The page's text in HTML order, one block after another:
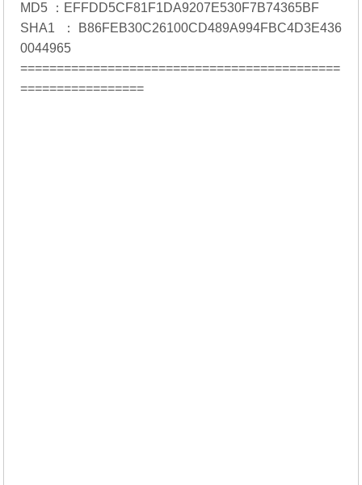
MD5 ：EFFDD5CF81F1DA9207E530F7B74365BF
SHA1 ：B86FEB30C26100CD489A994FBC4D3E436
0044965
============================================
=================